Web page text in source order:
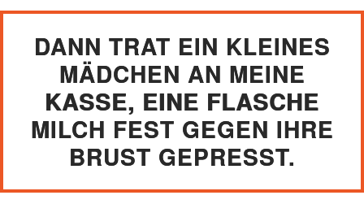
DANN TRAT EIN KLEINES
MÄDCHEN AN MEINE
KASSE, EINE FLASCHE
MILCH FEST GEGEN IHRE
BRUST GEPRESST.